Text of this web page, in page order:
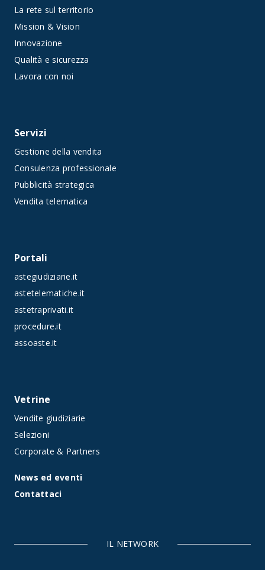
La rete sul territorio
Mission & Vision
Innovazione
Qualità e sicurezza
Lavora con noi
Servizi
Gestione della vendita
Consulenza professionale
Pubblicità strategica
Vendita telematica
Portali
astegiudiziarie.it
astetelematiche.it
astetraprivati.it
procedure.it
assoaste.it
Vetrine
Vendite giudiziarie
Selezioni
Corporate & Partners
News ed eventi
Contattaci
IL NETWORK